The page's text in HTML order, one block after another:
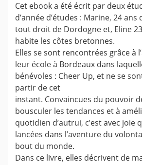
Cet ebook a été écrit par deux
d’année d’études : Marine, 24
tout droit de Dordogne et, Eline
habite les côtes bretonnes.
Elles se sont rencontrées grâce à
leur école à Bordeaux dans
bénévoles : Cheer Up, et ne se
partir de cet
instant. Convaincues du pouvoir
bousculer les tendances et à
quotidien d’autrui, c’est avec joie
lancées dans l’aventure du
bout du monde.
Dans ce livre, elles décrivent de